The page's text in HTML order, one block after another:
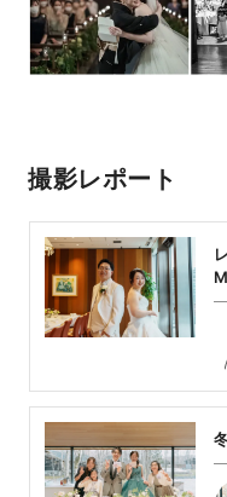
撮影レポート